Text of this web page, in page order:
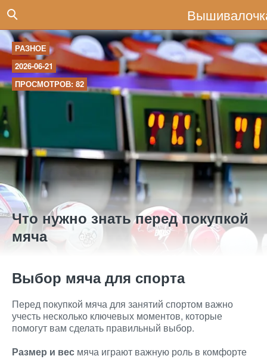
РАЗНОЕ
2026-06-21
ПРОСМОТРОВ: 82
Что нужно знать перед покупкой
мяча
Выбор мяча для спорта
Перед покупкой мяча для занятий спортом важно
учесть несколько ключевых моментов, которые
помогут вам сделать правильный выбор.
Размер и вес мяча играют важную роль в комфорте